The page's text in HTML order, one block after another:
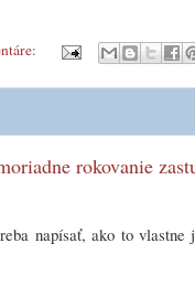
rokovanie
napísať, ako to